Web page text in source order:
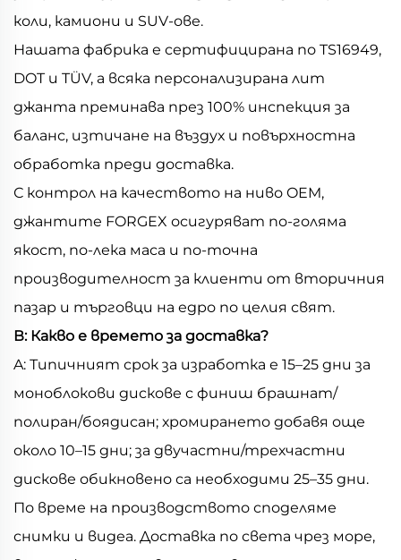
коли, камиони и SUV-ове.
Нашата фабрика е сертифицирана по TS16949,
DOT и TÜV, а всяка персонализирана лит
джанта преминава през 100% инспекция за
баланс, изтичане на въздух и повърхностна
обработка преди доставка.
С контрол на качеството на ниво OEM,
джантите FORGEX осигуряват по-голяма
якост, по-лека маса и по-точна
производителност за клиенти от вторичния
пазар и търговци на едро по целия свят.
В: Какво е времето за доставка?
A: Типичният срок за изработка е 15–25 дни за
моноблокови дискове с финиш брашнат/
полиран/боядисан; хромирането добавя още
около 10–15 дни; за двучастни/трехчастни
дискове обикновено са необходими 25–35 дни.
По време на производството споделяме
снимки и видеа. Доставка по света чрез море,